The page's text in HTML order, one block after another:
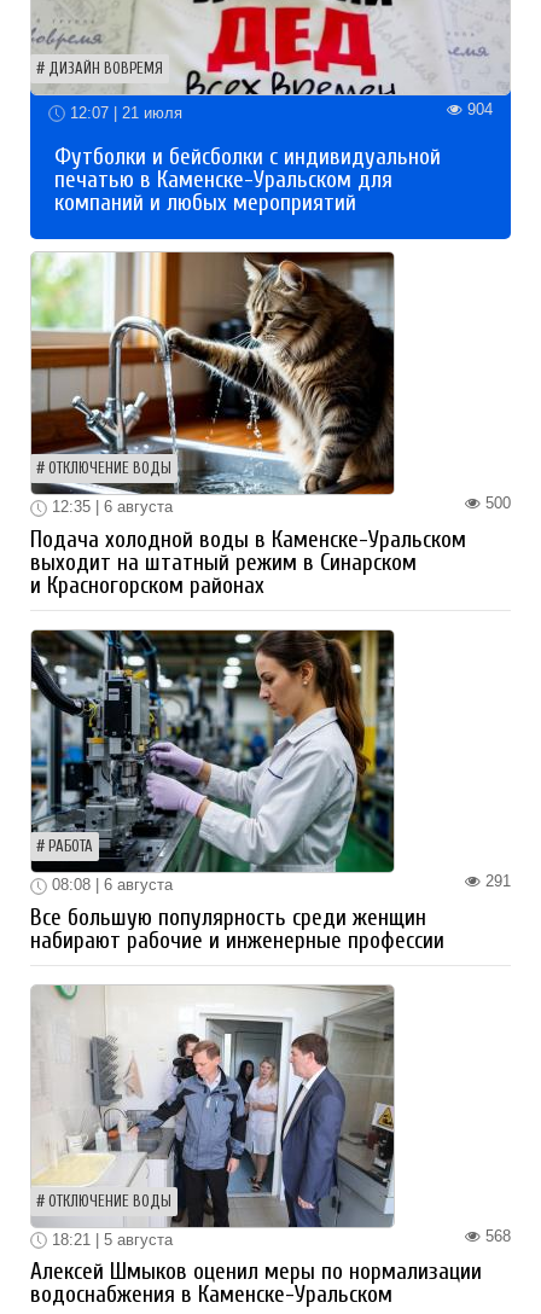
ДИЗАЙН ВОВРЕМЯ
12:07 | 21 июля 904
Футболки и бейсболки с индивидуальной
печатью в Каменске-Уральском для
компаний и любых мероприятий
ОТКЛЮЧЕНИЕ ВОДЫ
500
12:35 | 6 августа
Подача холодной воды в Каменске-Уральском
выходит на штатный режим в Синарском
и Красногорском районах
РАБОТА
291
08:08 | 6 августа
Все большую популярность среди женщин
набирают рабочие и инженерные профессии
ОТКЛЮЧЕНИЕ ВОДЫ
568
18:21 | 5 августа
Алексей Шмыков оценил меры по нормализации
водоснабжения в Каменске-Уральском